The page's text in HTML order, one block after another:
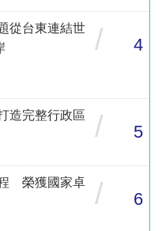
從台東連結世
/ 4
造完整行政區
/ 5
榮獲國家卓
/ 6